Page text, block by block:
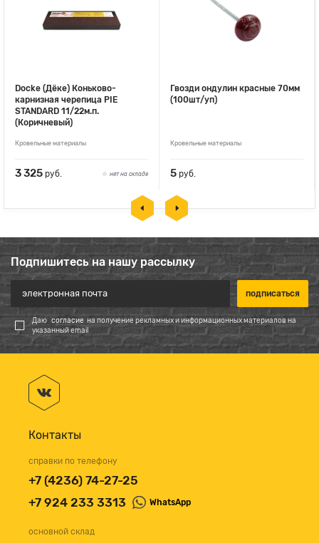
Docke (Дёке) Коньково-
карнизная черепица PIE
STANDARD 11/22м.п.
(Коричневый)
Кровельные материалы
3 325 руб. нет на складе
Гвозди ондулин красные 70мм
(100шт/уп)
Кровельные материалы
5 руб.
Подпишитесь на нашу рассылку
Даю согласие на получение рекламных и информационных материалов на
указанный email
Контакты
справки по телефону
+7 (4236) 74-27-25
+7 924 233 3313
WhatsApp
основной склад